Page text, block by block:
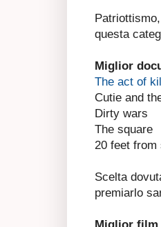
questa
Miglior
The act of
Cutie and
Dirty wars
The square
20 feet from
Scelta
premiarlo
Miglior film